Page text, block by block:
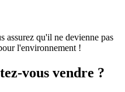
assurez qu'il ne devienne pas
l'environnement !
vous vendre ?